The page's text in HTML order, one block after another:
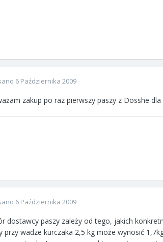
6 Października 2009
zakup po raz pierwszy paszy z Dosshe
6 Października 2009
dostawcy paszy zależy od tego, jakich
przy wadze kurczaka 2,5 kg może wynosić